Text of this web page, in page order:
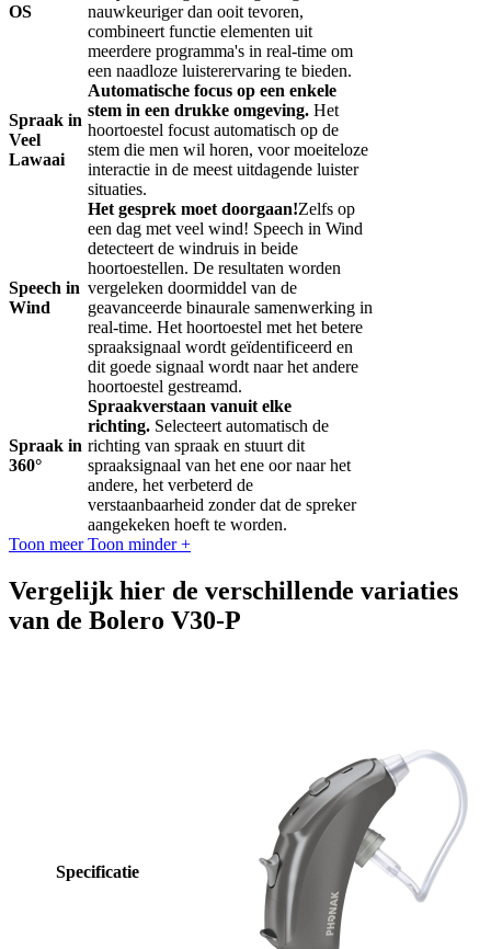
OS
nauwkeuriger dan ooit tevoren,
combineert functie elementen uit
meerdere programma's in real-time om
een naadloze luisterervaring te bieden.
Spraak in
Veel
Lawaai
Automatische focus op een enkele
stem in een drukke omgeving. Het
hoortoestel focust automatisch op de
stem die men wil horen, voor moeiteloze
interactie in de meest uitdagende luister
situaties.
Speech in
Wind
Het gesprek moet doorgaan!Zelfs op
een dag met veel wind! Speech in Wind
detecteert de windruis in beide
hoortoestellen. De resultaten worden
vergeleken doormiddel van de
geavanceerde binaurale samenwerking in
real-time. Het hoortoestel met het betere
spraaksignaal wordt geïdentificeerd en
dit goede signaal wordt naar het andere
hoortoestel gestreamd.
Spraak in
360°
Spraakverstaan vanuit elke
richting. Selecteert automatisch de
richting van spraak en stuurt dit
spraaksignaal van het ene oor naar het
andere, het verbeterd de
verstaanbaarheid zonder dat de spreker
aangekeken hoeft te worden.
Toon meer Toon minder +
Vergelijk hier de verschillende variaties
van de Bolero V30-P
Specificatie